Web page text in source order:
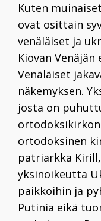
Kuten
ovat osittain
venäläiset ja
Kiovan Venäjän
Venäläiset
näkemyksen.
josta on
ortodoksinen
patriarkka
yksinoikeutta
paikkoihin ja
Putinia eikä